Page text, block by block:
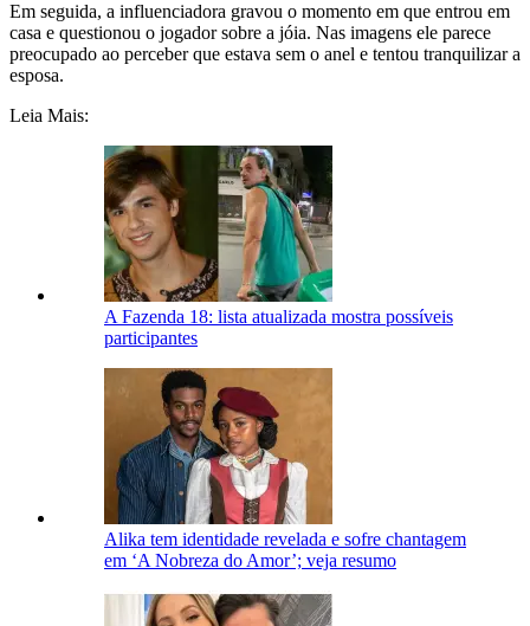
Em seguida, a influenciadora gravou o momento em que entrou em
casa e questionou o jogador sobre a jóia. Nas imagens ele parece
preocupado ao perceber que estava sem o anel e tentou tranquilizar a
esposa.
Leia Mais:
A Fazenda 18: lista atualizada mostra possíveis
participantes
Alika tem identidade revelada e sofre chantagem
em ‘A Nobreza do Amor’; veja resumo